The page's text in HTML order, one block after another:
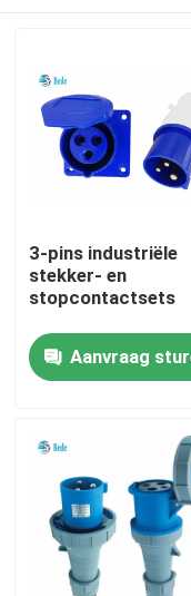
fabriekstour
3-pins industriële
stekker- en
stopcontactsets
Aanvraag